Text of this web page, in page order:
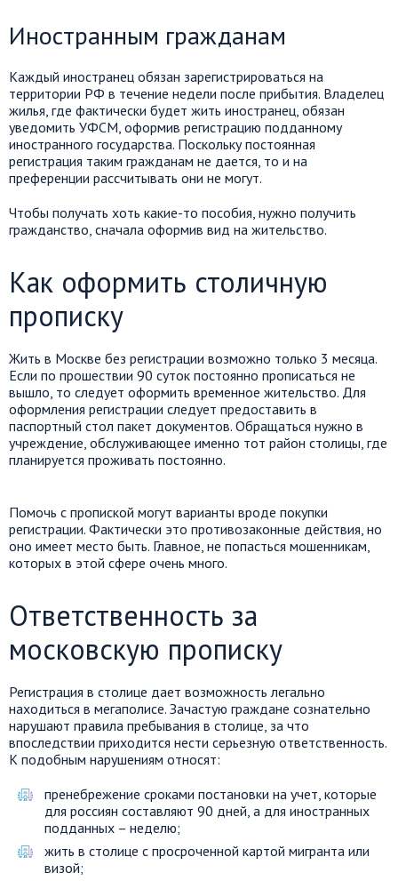
Иностранным гражданам
Каждый иностранец обязан зарегистрироваться на
территории РФ в течение недели после прибытия. Владелец
жилья, где фактически будет жить иностранец, обязан
уведомить УФСМ, оформив регистрацию подданному
иностранного государства. Поскольку постоянная
регистрация таким гражданам не дается, то и на
преференции рассчитывать они не могут.
Чтобы получать хоть какие-то пособия, нужно получить
гражданство, сначала оформив вид на жительство.
Как оформить столичную
прописку
Жить в Москве без регистрации возможно только 3 месяца.
Если по прошествии 90 суток постоянно прописаться не
вышло, то следует оформить временное жительство. Для
оформления регистрации следует предоставить в
паспортный стол пакет документов. Обращаться нужно в
учреждение, обслуживающее именно тот район столицы, где
планируется проживать постоянно.
Помочь с пропиской могут варианты вроде покупки
регистрации. Фактически это противозаконные действия, но
оно имеет место быть. Главное, не попасться мошенникам,
которых в этой сфере очень много.
Ответственность за
московскую прописку
Регистрация в столице дает возможность легально
находиться в мегаполисе. Зачастую граждане сознательно
нарушают правила пребывания в столице, за что
впоследствии приходится нести серьезную ответственность.
К подобным нарушениям относят:
пренебрежение сроками постановки на учет, которые
для россиян составляют 90 дней, а для иностранных
подданных – неделю;
жить в столице с просроченной картой мигранта или
визой;